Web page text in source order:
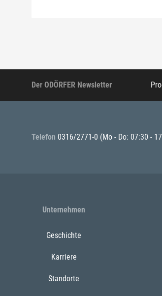
Der ODÖRFER Newsletter
Telefon 0316/2771-0 (Mo - Do: 07:30 -
Unternehmen
Geschichte
Karriere
Standorte